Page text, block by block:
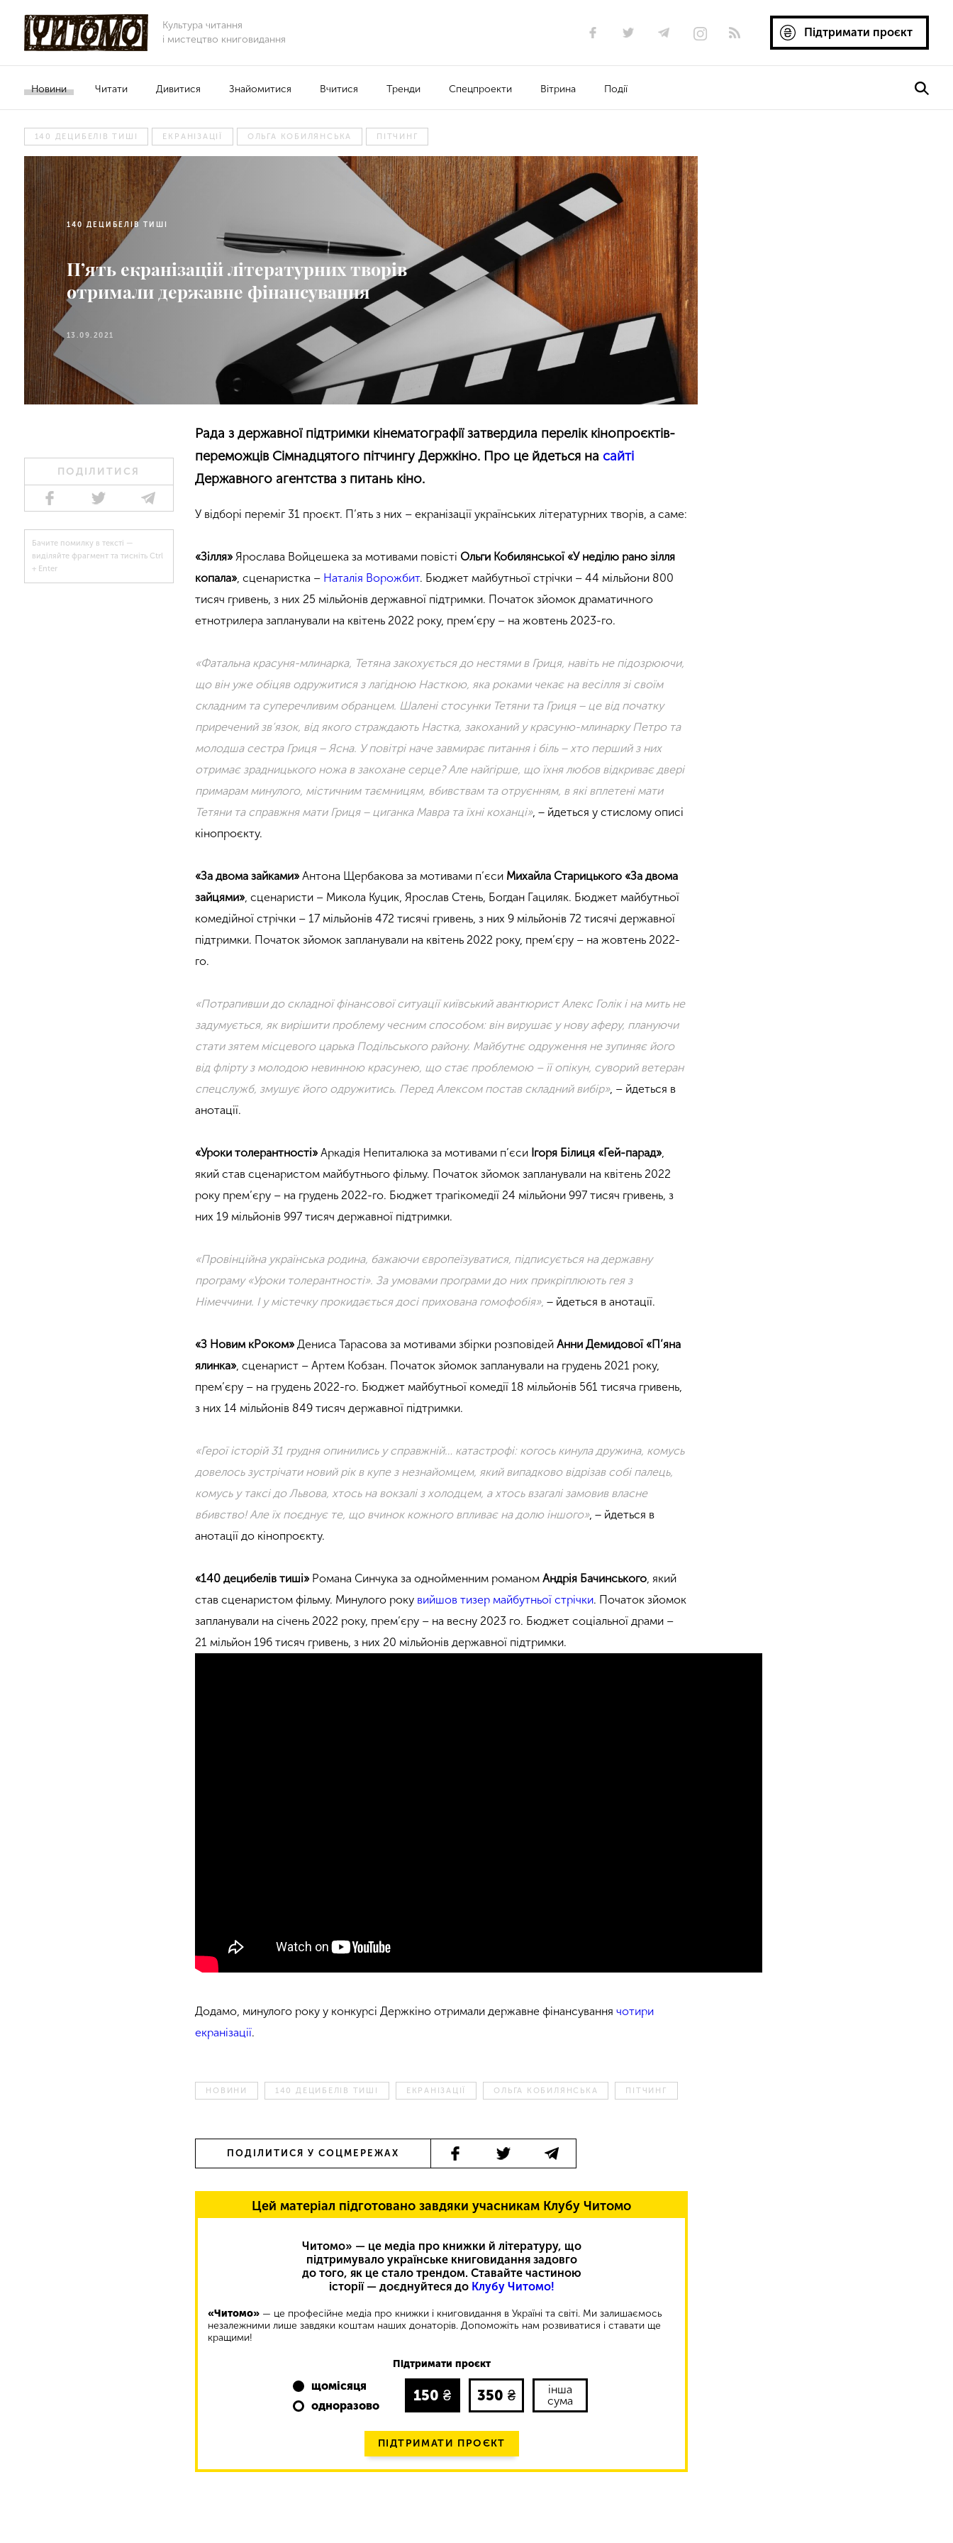
Культура читання
і мистецтво книговидання
Підтримати проєкт
Новини Читати Дивитися Знайомитися Вчитися Тренди Спецпроекти Вітрина Події
140 ДЕЦИБЕЛІВ ТИШІ ЕКРАНІЗАЦІЇ ОЛЬГА КОБИЛЯНСЬКА ПІТЧИНГ
140 ДЕЦИБЕЛІВ ТИШІ
П’ять екранізацій літературних творів
отримали державне фінансування
13.09.2021
ПОДІЛИТИСЯ
Бачите помилку в тексті —
виділяйте фрагмент та тисніть Ctrl
+ Enter
Рада з державної підтримки кінематографії затвердила перелік кінопроєктів-
переможців Сімнадцятого пітчингу Держкіно. Про це йдеться на сайті
Державного агентства з питань кіно.
У відборі переміг 31 проєкт. П’ять з них – екранізації українських літературних творів, а саме:
«Зілля»Ярослава Войцешека за мотивами повісті Ольги Кобилянської «У неділю рано зілля
копала», сценаристка – Наталія Ворожбит. Бюджет майбутньої стрічки – 44 мільйони 800
тисяч гривень, з них 25 мільйонів державної підтримки. Початок зйомок драматичного
етнотрилера запланували на квітень 2022 року, прем’єру – на жовтень 2023-го.
«Фатальна красуня-млинарка, Тетяна закохується до нестями в Гриця, навіть не підозрюючи,
що він уже обіцяв одружитися з лагідною Насткою, яка роками чекає на весілля зі своїм
складним та суперечливим обранцем. Шалені стосунки Тетяни та Гриця − це від початку
приречений зв’язок, від якого страждають Настка, закоханий у красуню-млинарку Петро та
молодша сестра Гриця − Ясна. У повітрі наче завмирає питання і біль − хто перший з них
отримає зрадницького ножа в закохане серце? Але найгірше, що їхня любов відкриває двері
примарам минулого, містичним таємницям, вбивствам та отруєнням, в які вплетені мати
Тетяни та справжня мати Гриця − циганка Мавра та їхні коханці», − йдеться у стислому описі
кінопроєкту.
«За двома зайками»Антона Щербакова за мотивами п’єси Михайла Старицького «За двома
зайцями», сценаристи – Микола Куцик, Ярослав Стень, Богдан Гациляк. Бюджет майбутньої
комедійної стрічки – 17 мільйонів 472 тисячі гривень, з них 9 мільйонів 72 тисячі державної
підтримки. Початок зйомок запланували на квітень 2022 року, прем’єру – на жовтень 2022-
го.
«Потрапивши до складної фінансової ситуації київський авантюрист Алекс Голік і на мить не
задумується, як вирішити проблему чесним способом: він вирушає у нову аферу, плануючи
стати зятем місцевого царька Подільського району. Майбутнє одруження не зупиняє його
від флірту з молодою невинною красунею, що стає проблемою – її опікун, суворий ветеран
спецслужб, змушує його одружитись. Перед Алексом постав складний вибір», – йдеться в
анотації.
«Уроки толерантності»Аркадія Непиталюка за мотивами п’єси Ігоря Білиця «Гей-парад»,
який став сценаристом майбутнього фільму. Початок зйомок запланували на квітень 2022
року прем’єру – на грудень 2022-го. Бюджет трагікомедії 24 мільйони 997 тисяч гривень, з
них 19 мільйонів 997 тисяч державної підтримки.
«Провінційна українська родина, бажаючи європеїзуватися, підписується на державну
програму «Уроки толерантності». За умовами програми до них прикріплюють гея з
Німеччини. І у містечку прокидається досі прихована гомофобія», − йдеться в анотації.
«З Новим кРоком»Дениса Тарасова за мотивами збірки розповідейАнни Демидової «П’яна
ялинка», сценарист – Артем Кобзан. Початок зйомок запланували на грудень 2021 року,
прем’єру – на грудень 2022-го. Бюджет майбутньої комедії 18 мільйонів 561 тисяча гривень,
з них 14 мільйонів 849 тисяч державної підтримки.
«Герої історій 31 грудня опинились у справжній… катастрофі: когось кинула дружина, комусь
довелось зустрічати новий рік в купе з незнайомцем, який випадково відрізав собі палець,
комусь у таксі до Львова, хтось на вокзалі з холодцем, а хтось взагалі замовив власне
вбивство! Але їх поєднує те, що вчинок кожного впливає на долю іншого», − йдеться в
анотації до кінопроєкту.
«140 децибелів тиші»Романа Синчука за однойменним романомАндрія Бачинського , який
став сценаристом фільму. Минулого року вийшов тизер майбутньої стрічки. Початок зйомок
запланували на січень 2022 року, прем’єру – на весну 2023 го. Бюджет соціальної драми –
21 мільйон 196 тисяч гривень, з них 20 мільйонів державної підтримки.
Додамо, минулого року у конкурсі Держкіно отримали державне фінансуваннячотири
екранізації.
НОВИНИ 140 ДЕЦИБЕЛІВ ТИШІ ЕКРАНІЗАЦІЇ ОЛЬГА КОБИЛЯНСЬКА ПІТЧИНГ
ПОДІЛИТИСЯ У СОЦМЕРЕЖАХ
Цей матеріал підготовано завдяки учасникам Клубу Читомо
Читомо» — це медіа про книжки й літературу, що
підтримувало українське книговидання задовго
до того, як це стало трендом. Ставайте частиною
історії — доєднуйтеся до Клубу Читомо!
«Читомо» — це професійне медіа про книжки і книговидання в Україні та світі. Ми залишаємось
незалежними лише завдяки коштам наших донаторів. Допоможіть нам розвиватися і ставати ще
кращими!
Підтримати проєкт
щомісяця
одноразово
150 ₴ 350 ₴
інша
сума
ПІДТРИМАТИ ПРОЄКТ